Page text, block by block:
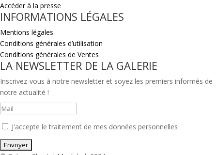
Accéder à la presse
INFORMATIONS LÉGALES
Mentions légales
Conditions générales d’utilisation
Conditions générales de Ventes
LA NEWSLETTER DE LA GALERIE
Inscrivez-vous à notre newsletter et soyez les premiers informés de
notre actualité !
J'accepte le traitement de mes données personnelles